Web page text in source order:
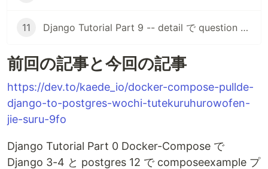
11 Django Tutorial Part 9 -- detail で question の子供テーブルの中身も出す。
前回の記事と今回の記事
https://dev.to/kaede_io/docker-compose-pullde-
django-to-postgres-wochi-tutekuruhurowofen-
jie-suru-9fo
Django Tutorial Part 0 Docker-Compose で
Django 3-4 と postgres 12 で composeexample プ